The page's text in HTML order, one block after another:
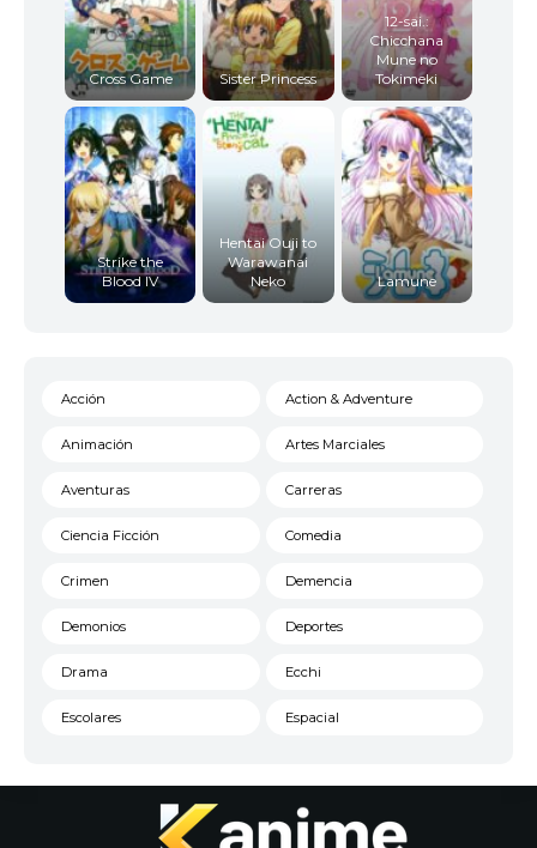
Cross Game Sister Princess
12-sai.:
Chicchana
Mune no
Tokimeki
Strike the
Blood IV
Hentai Ouji to
Warawanai
Neko
Lamune
Acción Action & Adventure
Animación Artes Marciales
Aventuras Carreras
Ciencia Ficción Comedia
Crimen Demencia
Demonios Deportes
Drama Ecchi
Escolares Espacial
Historico